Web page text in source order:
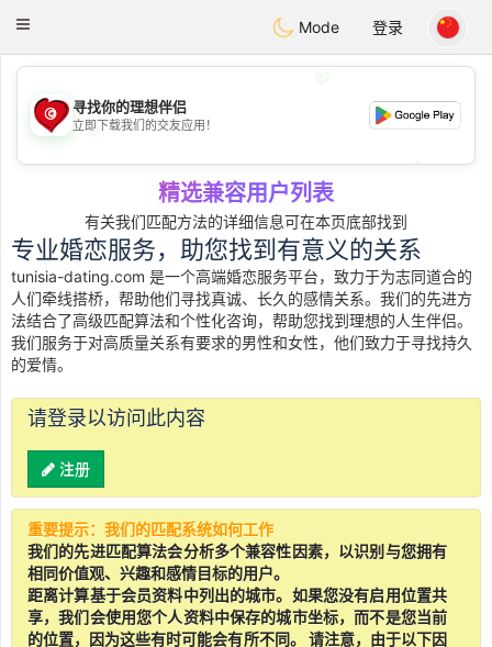
Tunisia Dating
Toggle
Mode 登录
💖
💕
💕
寻找你的理想伴侣
立即下载我们的交友应用！
精选兼容用户列表
有关我们匹配方法的详细信息可在本页底部找到
专业婚恋服务，助您找到有意义的关系
tunisia-dating.com 是一个高端婚恋服务平台，致力于为志同道合的
人们牵线搭桥，帮助他们寻找真诚、长久的感情关系。我们的先进方
法结合了高级匹配算法和个性化咨询，帮助您找到理想的人生伴侣。
我们服务于对高质量关系有要求的男性和女性，他们致力于寻找持久
的爱情。
请登录以访问此内容
注册
重要提示：我们的匹配系统如何工作
我们的先进匹配算法会分析多个兼容性因素，以识别与您拥有
相同价值观、兴趣和感情目标的用户。
距离计算基于会员资料中列出的城市。如果您没有启用位置共
享，我们会使用您个人资料中保存的城市坐标，而不是您当前
的位置，因为这些有时可能会有所不同。 请注意，由于以下因